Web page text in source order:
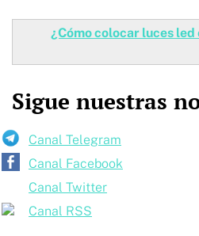
¿Cómo colocar luces led
Sigue nuestras
Canal Telegram
Canal Facebook
Canal Twitter
Canal RSS